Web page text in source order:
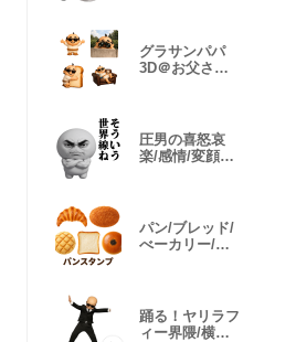
グラサンパパ
3D＠お父さん/
圧男の喜怒哀
楽/感情/変顔ス
パン/ブレッド/
べーカリー/図
踊る！ヤリラフ
ィー界隈/横バ